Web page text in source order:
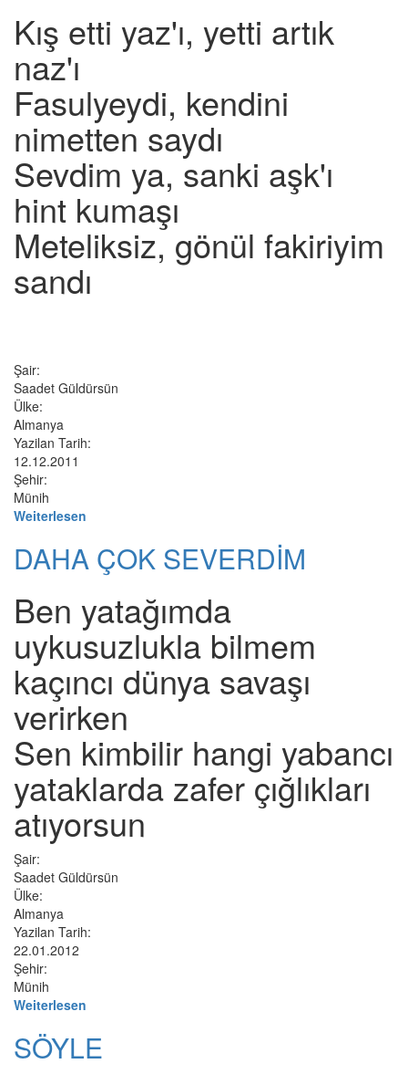
Kış etti yaz'ı, yetti artık
naz'ı
Fasulyeydi, kendini
nimetten saydı
Sevdim ya, sanki aşk'ı
hint kumaşı
Meteliksiz, gönül fakiriyim
sandı
Şair:
Saadet Güldürsün
Ülke:
Almanya
Yazilan Tarih:
12.12.2011
Şehir:
Münih
Weiterlesen
DAHA ÇOK SEVERDİM
Ben yatağımda
uykusuzlukla bilmem
kaçıncı dünya savaşı
verirken
Sen kimbilir hangi yabancı
yataklarda zafer çığlıkları
atıyorsun
Şair:
Saadet Güldürsün
Ülke:
Almanya
Yazilan Tarih:
22.01.2012
Şehir:
Münih
Weiterlesen
SÖYLE